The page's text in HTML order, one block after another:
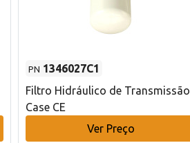
PN 1346027C1
Filtro Hidráulico de Transmissão
Case CE
Ver Preço